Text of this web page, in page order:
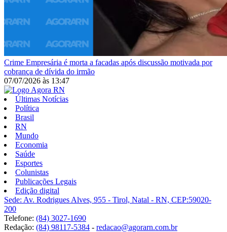
Crime Empresária é morta a facadas após discussão motivada por
cobrança de dívida do irmão
07/07/2026 às 13:47
Últimas Notícias
Política
Brasil
RN
Mundo
Economia
Saúde
Esportes
Colunistas
Publicações Legais
Edição digital
Sede: Av. Rodrigues Alves, 955 - Tirol, Natal - RN, CEP:59020-
200
Telefone: (84) 3027-1690
Redação: (84) 98117-5384 - redacao@agorarn.com.br